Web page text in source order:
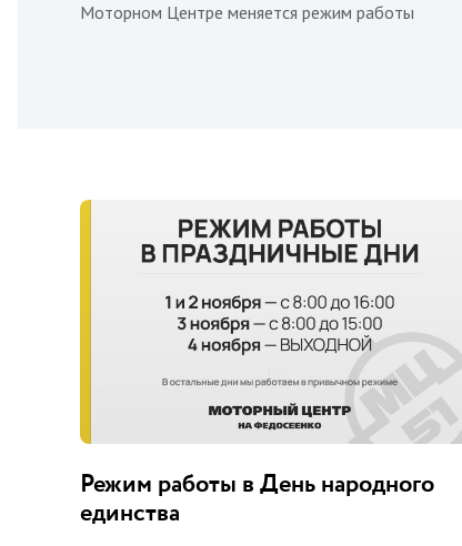
Моторном Центре меняется режим работы
Режим работы в День народного
единства